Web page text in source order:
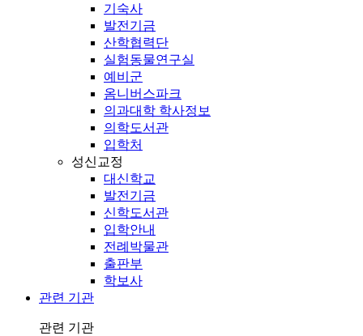
기숙사
발전기금
산학협력단
실험동물연구실
예비군
옴니버스파크
의과대학 학사정보
의학도서관
입학처
성신교정
대신학교
발전기금
신학도서관
입학안내
전례박물관
출판부
학보사
관련 기관
관련 기관